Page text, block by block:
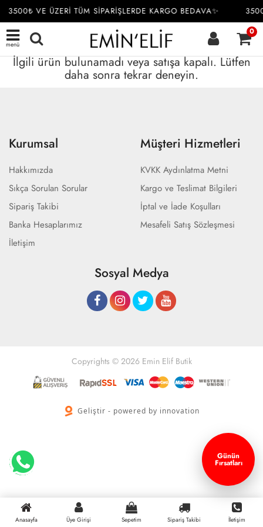
3500₺ VE ÜZERİ TÜM SİPARİŞLERDE KARGO BEDAVA✨
menü
0
İlgili ürün bulunamadı veya satışa kapalı. Lütfen
daha sonra tekrar deneyin.
Kurumsal
Hakkımızda
Sıkça Sorulan Sorular
Sipariş Takibi
Banka Hesaplarımız
İletişim
Müşteri Hizmetleri
KVKK Aydınlatma Metni
Kargo ve Teslimat Bilgileri
İptal ve İade Koşulları
Mesafeli Satış Sözleşmesi
Sosyal Medya
Copyrights © 2026 Emin Elif Butik
Geliştir - powered by innovation
Anasayfa Üye Girişi Sepetim Sipariş Takibi İletişim
Günün
Fırsatları